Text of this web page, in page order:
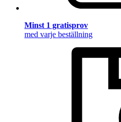
Minst 1 gratisprov
med varje beställning